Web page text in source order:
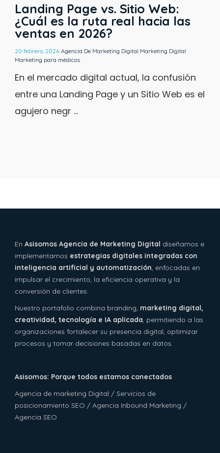
vs. Sitio Web:
ruta real hacia las
2026?
De Marketing DigitalMarketing Digital
digital actual, la confusión
Page y un Sitio Web es el
Marketing
Digital: De
El sector salud
En Asisomos Agencia de Marketing Digital diseñamos e
implementamos estrategias digitales integradas con
inteligencia artificial y automatización , enfocadas en
impulsar el crecimiento, la eficiencia operativa y la
conversión de clientes.
Nuestro portafolio combina branding, marketing digital,
creatividad, tecnología e IA aplicada , permitiendo a las
organizaciones fortalecer su presencia digital, optimizar
procesos y tomar decisiones basadas en datos.
Asisomos: Porque todos estamos conectados
Agencia de marketing Digital / Servicios de
posicionamiento SEO / Agencia Inbound Marketing /
Agencia SEO